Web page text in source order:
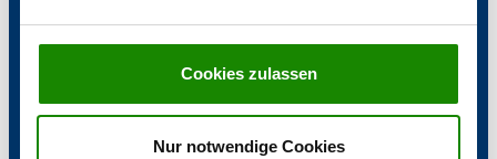
Cookies zulassen
Nur notwendige Cookies
Börsen-Seminar 2025